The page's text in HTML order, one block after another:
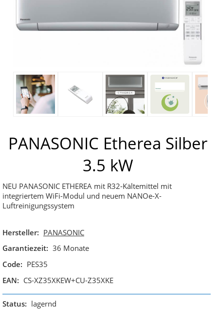
PANASONIC Etherea Silber
3.5 kW
NEU PANASONIC ETHEREA mit R32-Kältemittel mit
integriertem WiFi-Modul und neuem NANOe-X-
Luftreinigungssystem
Hersteller: PANASONIC
Garantiezeit: 36 Monate
Code: PES35
EAN: CS-XZ35XKEW+CU-Z35XKE
Status: lagernd